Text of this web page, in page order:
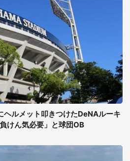
ヘルメット叩きつけたDeNAルーキ
けん気必要」と球団OB